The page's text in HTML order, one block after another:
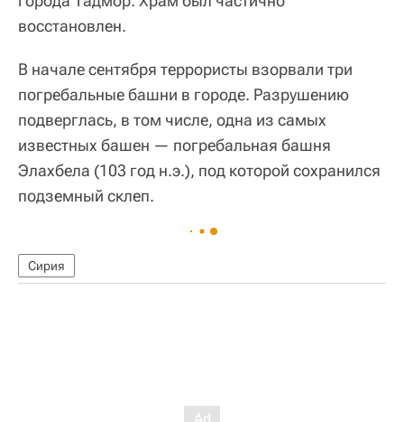
восстановлен.
В начале сентября террористы взорвали три
погребальные башни в городе. Разрушению
подверглась, в том числе, одна из самых
известных башен — погребальная башня
Элахбела (103 год н.э.), под которой сохранился
подземный склеп.
Сирия